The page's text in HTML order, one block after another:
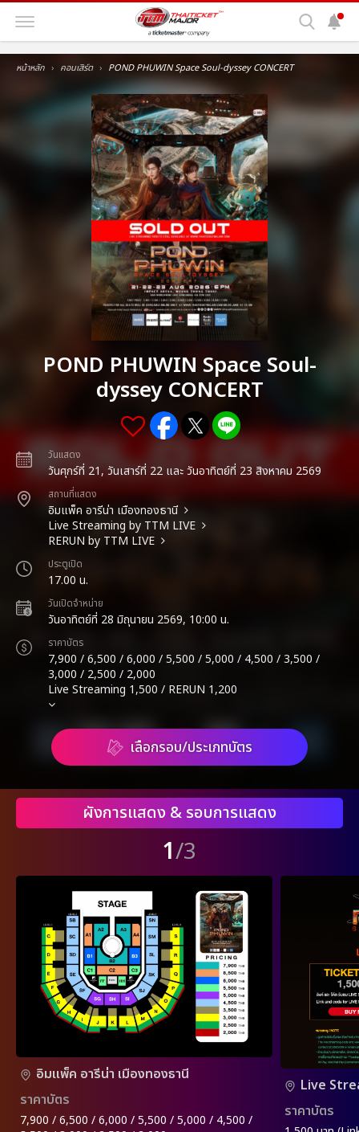
หน้าหลัก คอนเสิร์ต POND PHUWIN Space Soul-dyssey CONCERT
POND PHUWIN Space Soul-
dyssey CONCERT
วันแสดง
วันศุกร์ที่ 21, วันเสาร์ที่ 22 และ วันอาทิตย์ที่ 23 สิงหาคม 2569
สถานที่แสดง
อิมแพ็ค อารีน่า เมืองทองธานี
Live Streaming by TTM LIVE
RERUN by TTM LIVE
ประตูเปิด
17.00 น.
วันเปิดจำหน่าย
วันอาทิตย์ที่ 28 มิถุนายน 2569, 10:00 น.
ราคาบัตร
7,900 / 6,500 / 6,000 / 5,500 / 5,000 / 4,500 / 3,500 /
3,000 / 2,500 / 2,000
Live Streaming 1,500 / RERUN 1,200
เลือกรอบ/ประเภทบัตร
ผังการแสดง & รอบการแสดง
1/3
อิมแพ็ค อารีน่า เมืองทองธานี
ราคาบัตร
7,900 / 6,500 / 6,000 / 5,500 / 5,000 / 4,500 /
Live
ราคาบัตร